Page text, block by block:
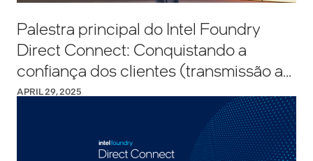
Palestra principal do Intel Foundry
Direct Connect: Conquistando a
confiança dos clientes (transmissão ao
vivo)
APRIL 29, 2025